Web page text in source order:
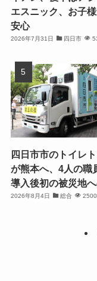
エスニック、お子
安心
2026年7月31日 四日市
四日市市のトイレ
が熊本へ、4人の職
導入後初の被災地
2026年8月4日 総合 2500